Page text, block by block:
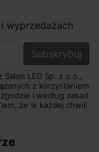
wyprzedażach
LED Sp. z o.o.,
z korzystaniem
i według zasad
że w każdej chwili